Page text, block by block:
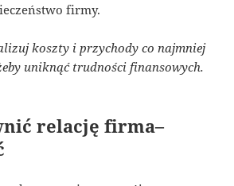
firmy.
koszty i przychody co najmniej
uniknąć trudności finansowych.
relację firma–